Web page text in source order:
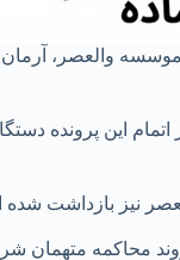
والعصر، آرمان
نیز بازداشت شده
محاکمه متهمان